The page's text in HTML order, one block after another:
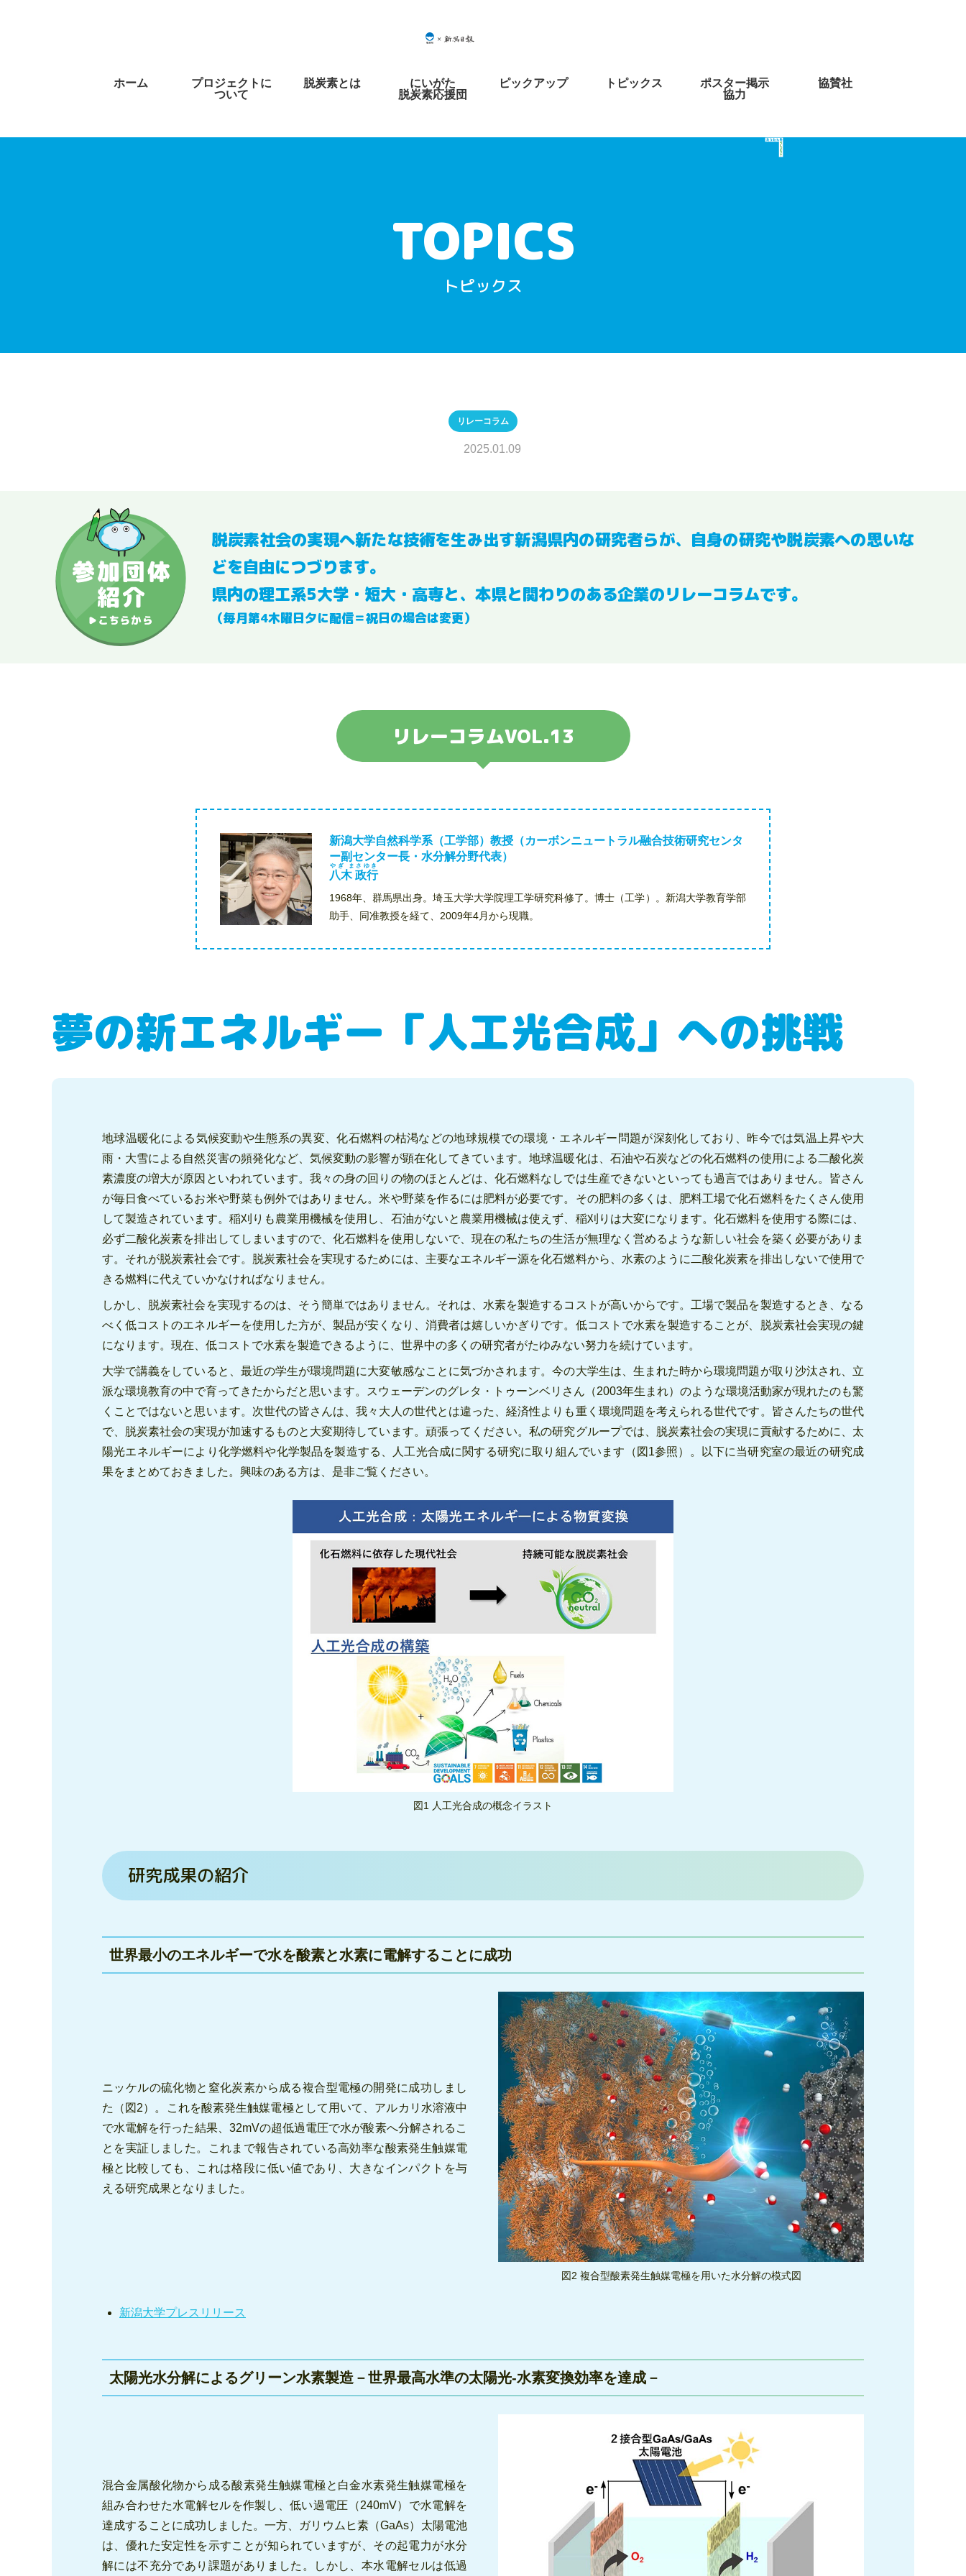
ホーム
プロジェクトに
ついて
脱炭素とは
にいがた
脱炭素応援団
ピックアップ トピックス
ポスター掲示
協力
協賛社
トピックス
リレーコラム
2025.01.09
脱炭素社会の実現へ新たな技術を生み出す新潟県内の研究者らが、自身の研究や脱炭素への思いな
どを自由につづります。
県内の理工系5大学・短大・高専と、本県と関わりのある企業のリレーコラムです。
（毎月第4木曜日夕に配信＝祝日の場合は変更）
リレーコラムVOL.13
新潟大学自然科学系（工学部）教授（カーボンニュートラル融合技術研究センタ
ー副センター長・水分解分野代表）
八木 政行
やぎ まさゆき
1968年、群馬県出身。埼玉大学大学院理工学研究科修了。博士（工学）。新潟大学教育学部
助手、同准教授を経て、2009年4月から現職。
夢の新エネルギー「人工光合成」への挑戦
地球温暖化による気候変動や生態系の異変、化石燃料の枯渇などの地球規模での環境・エネルギー問題が深刻化しており、昨今では気温上昇や大
雨・大雪による自然災害の頻発化など、気候変動の影響が顕在化してきています。地球温暖化は、石油や石炭などの化石燃料の使用による二酸化炭
素濃度の増大が原因といわれています。我々の身の回りの物のほとんどは、化石燃料なしでは生産できないといっても過言ではありません。皆さん
が毎日食べているお米や野菜も例外ではありません。米や野菜を作るには肥料が必要です。その肥料の多くは、肥料工場で化石燃料をたくさん使用
して製造されています。稲刈りも農業用機械を使用し、石油がないと農業用機械は使えず、稲刈りは大変になります。化石燃料を使用する際には、
必ず二酸化炭素を排出してしまいますので、化石燃料を使用しないで、現在の私たちの生活が無理なく営めるような新しい社会を築く必要がありま
す。それが脱炭素社会です。脱炭素社会を実現するためには、主要なエネルギー源を化石燃料から、水素のように二酸化炭素を排出しないで使用で
きる燃料に代えていかなければなりません。
しかし、脱炭素社会を実現するのは、そう簡単ではありません。それは、水素を製造するコストが高いからです。工場で製品を製造するとき、なる
べく低コストのエネルギーを使用した方が、製品が安くなり、消費者は嬉しいかぎりです。低コストで水素を製造することが、脱炭素社会実現の鍵
になります。現在、低コストで水素を製造できるように、世界中の多くの研究者がたゆみない努力を続けています。
大学で講義をしていると、最近の学生が環境問題に大変敏感なことに気づかされます。今の大学生は、生まれた時から環境問題が取り沙汰され、立
派な環境教育の中で育ってきたからだと思います。スウェーデンのグレタ・トゥーンベリさん（2003年生まれ）のような環境活動家が現れたのも驚
くことではないと思います。次世代の皆さんは、我々大人の世代とは違った、経済性よりも重く環境問題を考えられる世代です。皆さんたちの世代
で、脱炭素社会の実現が加速するものと大変期待しています。頑張ってください。私の研究グループでは、脱炭素社会の実現に貢献するために、太
陽光エネルギーにより化学燃料や化学製品を製造する、人工光合成に関する研究に取り組んでいます（図1参照）。以下に当研究室の最近の研究成
果をまとめておきました。興味のある方は、是非ご覧ください。
図1 人工光合成の概念イラスト
研究成果の紹介
世界最小のエネルギーで水を酸素と水素に電解することに成功
ニッケルの硫化物と窒化炭素から成る複合型電極の開発に成功しまし
た（図2）。これを酸素発生触媒電極として用いて、アルカリ水溶液中
で水電解を行った結果、32mVの超低過電圧で水が酸素へ分解されるこ
とを実証しました。これまで報告されている高効率な酸素発生触媒電
極と比較しても、これは格段に低い値であり、大きなインパクトを与
える研究成果となりました。
図2 複合型酸素発生触媒電極を用いた水分解の模式図
新潟大学プレスリリース
太陽光水分解によるグリーン水素製造－世界最高水準の太陽光-水素変換効率を達成－
混合金属酸化物から成る酸素発生触媒電極と白金水素発生触媒電極を
組み合わせた水電解セルを作製し、低い過電圧（240mV）で水電解を
達成することに成功しました。一方、ガリウムヒ素（GaAs）太陽電池
は、優れた安定性を示すことが知られていますが、その起電力が水分
解には不充分であり課題がありました。しかし、本水電解セルは低過